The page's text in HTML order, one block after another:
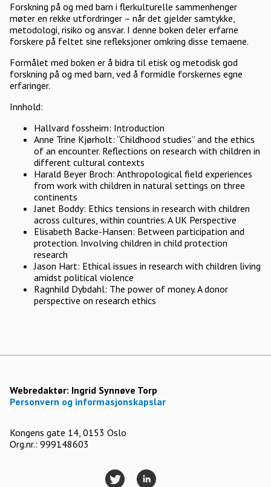
Forskning på og med barn i flerkulturelle sammenhenger
møter en rekke utfordringer – når det gjelder samtykke,
metodologi, risiko og ansvar. I denne boken deler erfarne
forskere på feltet sine refleksjoner omkring disse temaene.
Formålet med boken er å bidra til etisk og metodisk god
forskning på og med barn, ved å formidle forskernes egne
erfaringer.
Innhold:
Hallvard fossheim: Introduction
Anne Trine Kjørholt: “Childhood studies” and the ethics
of an encounter. Reflections on research with children in
different cultural contexts
Harald Beyer Broch: Anthropological field experiences
from work with children in natural settings on three
continents
Janet Boddy: Ethics tensions in research with children
across cultures, within countries. A UK Perspective
Elisabeth Backe-Hansen: Between participation and
protection. Involving children in child protection
research
Jason Hart: Ethical issues in research with children living
amidst political violence
Ragnhild Dybdahl: The power of money. A donor
perspective on research ethics
Webredaktør: Ingrid Synnøve Torp
Personvern og informasjonskapslar
Kongens gate 14, 0153 Oslo
Org.nr.: 999148603